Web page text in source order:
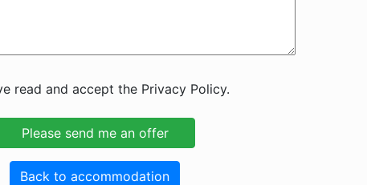
read and accept the Privacy Policy.
Back to accommodation